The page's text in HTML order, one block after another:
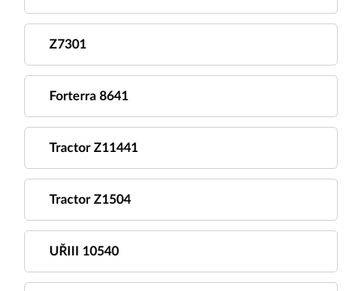
Z7301
Forterra 8641
Tractor Z11441
Tractor Z1504
UŘIII 10540